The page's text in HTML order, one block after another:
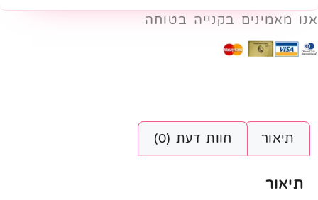
אנו מאמינים בקנייה בטוחה
תיאור חוות דעת (0)
תיאור